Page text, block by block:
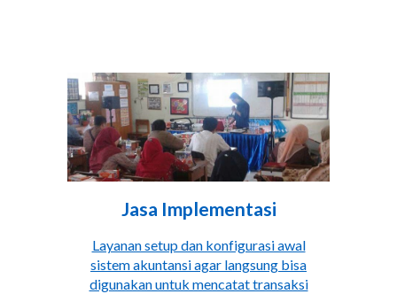
Jasa Implementasi
Layanan setup dan konfigurasi awal
sistem akuntansi agar langsung bisa
digunakan untuk mencatat transaksi